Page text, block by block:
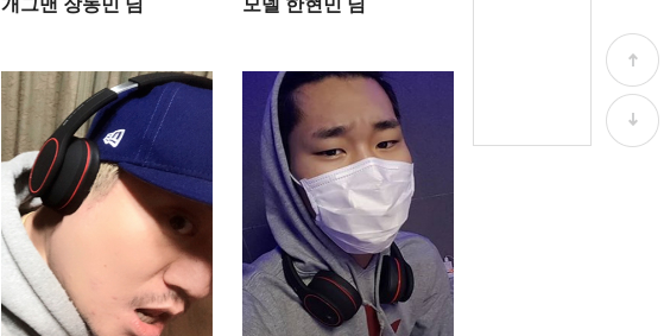
개그맨 장동민 님 모델 한현민 님